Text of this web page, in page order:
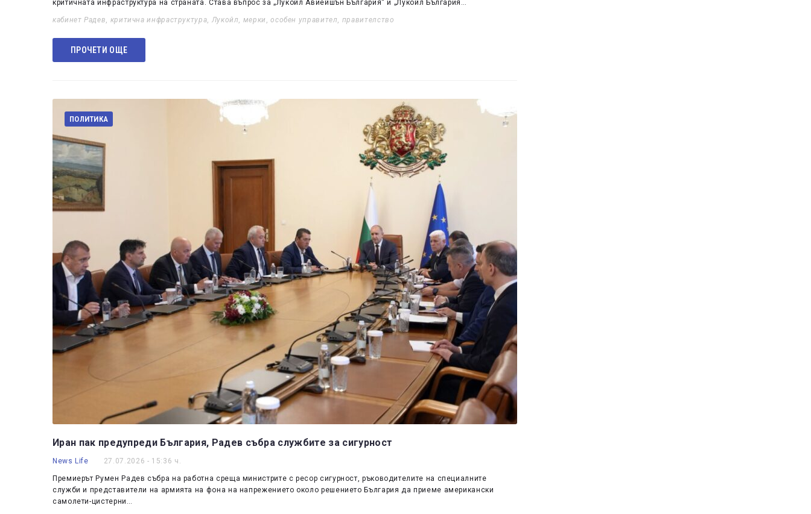
критичната инфраструктура на страната. Става въпрос за „Лукойл Авиейшън България“ и „Лукойл България…
кабинет Радев, критична инфраструктура, Лукойл, мерки ,особен управител, правителство
ПРОЧЕТИ ОЩЕ
ПОЛИТИКА
Иран пак предупреди България, Радев събра службите за сигурност
News Life 27.07.2026 - 15:36 ч.
Премиерът Румен Радев събра на работна среща министрите с ресор сигурност, ръководителите на специалните
служби и представители на армията на фона на напрежението около решението България да приеме американски
самолети-цистерни…